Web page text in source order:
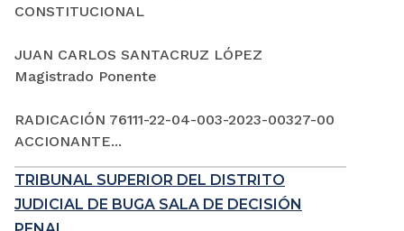
CONSTITUCIONAL
JUAN CARLOS SANTACRUZ LÓPEZ
Magistrado Ponente
RADICACIÓN 76111-22-04-003-2023-00327-00
ACCIONANTE...
TRIBUNAL SUPERIOR DEL DISTRITO
JUDICIAL DE BUGA SALA DE DECISIÓN